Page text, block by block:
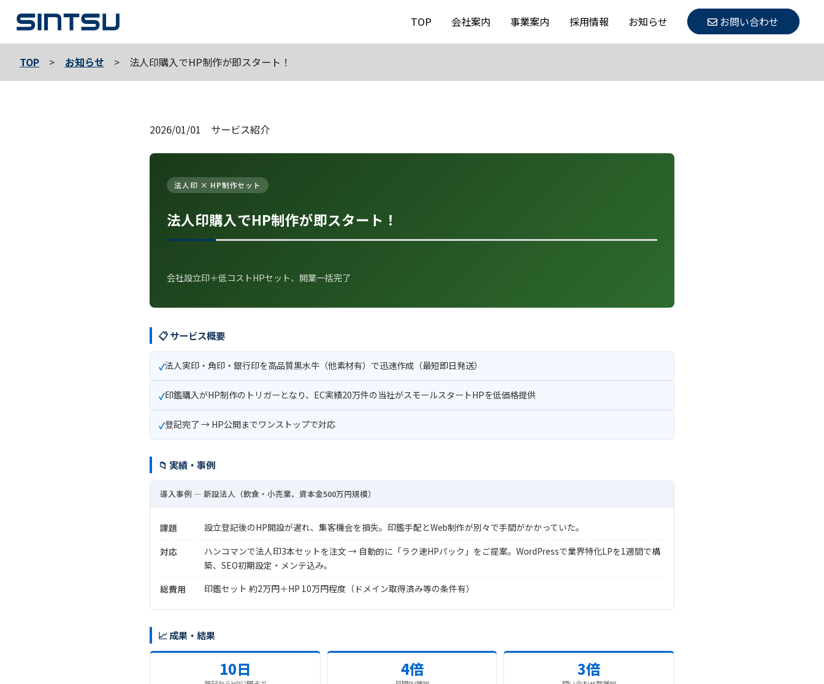
TOP 会社案内 事業案内 採用情報 お知らせ お問い合わせ
TOP お知らせ 法人印購入でHP制作が即スタート！
2026/01/01 サービス紹介
法人印 × HP制作セット
法人印購入でHP制作が即スタート！
会社設立印＋低コストHPセット、開業一括完了
📋 サービス概要
法人実印・角印・銀行印を高品質黒水牛（他素材有）で迅速作成（最短即日発送）
印鑑購入がHP制作のトリガーとなり、EC実績20万件の当社がスモールスタートHPを低価格提供
登記完了 → HP公開までワンストップで対応
📁 実績・事例
導入事例 ― 新設法人（飲食・小売業、資本金500万円規模）
課題
設立登記後のHP開設が遅れ、集客機会を損失。印鑑手配とWeb制作が別々で手間がかかっていた。
対応
ハンコマンで法人印3本セットを注文 → 自動的に「ラク速HPパック」をご提案。WordPressで業界特化LPを1週間で構
築、SEO初期設定・メンテ込み。
総費用
印鑑セット 約2万円＋HP 10万円程度（ドメイン取得済み等の条件有）
📈 成果・結果
10日 4倍 3倍